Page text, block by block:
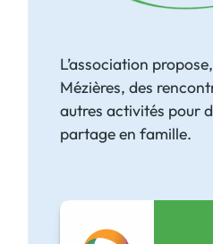
L’association
Mézières, des
autres activités pour
partage en famille.